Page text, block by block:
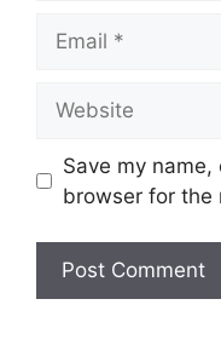
Save my
browser for the